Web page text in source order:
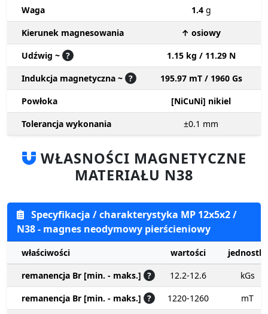
Waga
1.4 g
Kierunek magnesowania
↑ osiowy
Udźwig ~ ?
1.15 kg / 11.29 N
Indukcja magnetyczna ~ ?
195.97 mT / 1960 Gs
Powłoka
[NiCuNi] nikiel
Tolerancja wykonania
±0.1 mm
WŁASNOŚCI MAGNETYCZNE
MATERIAŁU N38
Specyfikacja / charakterystyka MP 12x5x2 /
N38 - magnes neodymowy pierścieniowy
właściwości wartości
jednostki
remanencja Br [min. - maks.] ? 12.2-12.6
kGs
remanencja Br [min. - maks.] ? 1220-1260
mT